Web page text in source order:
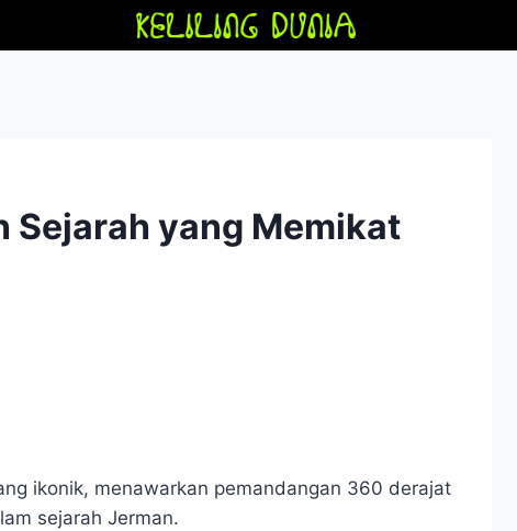
Sejarah yang Memikat
ikonik, menawarkan pemandangan 360 derajat
sejarah Jerman.